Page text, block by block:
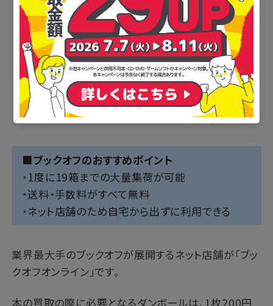
■ブックオフのおすすめポイント
・1度に19箱までの大量集荷が可能
・送料・手数料がすべて無料
・ネット店舗のため自宅から出ずに利用できる
業界最大手のブックオフが展開するネット店舗が「ブッ
クオフオンライン」です。
本の買取の際に必要となるダンボールは、1枚200円